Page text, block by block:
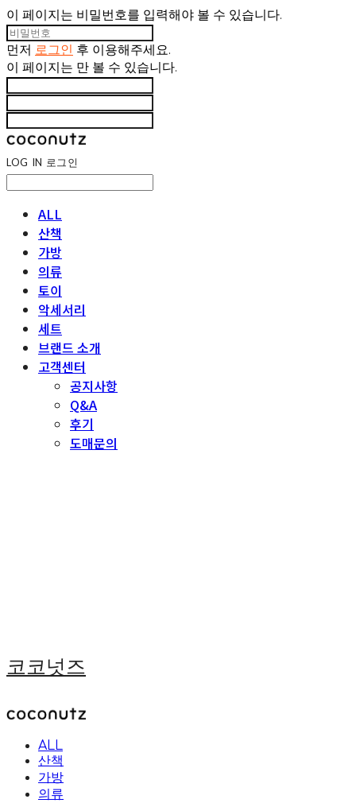
이 페이지는 비밀번호를 입력해야 볼 수 있습니다.
먼저 로그인 후 이용해주세요.
이 페이지는 만 볼 수 있습니다.
LOG IN 로그인
ALL
산책
가방
의류
토이
악세서리
세트
브랜드 소개
고객센터
공지사항
Q&A
후기
도매문의
코코넛즈
ALL
산책
가방
의류